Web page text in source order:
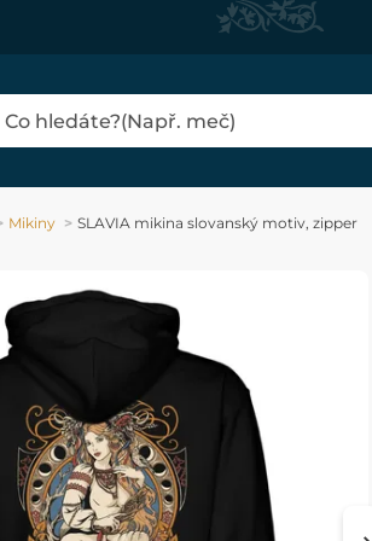
Mikiny SLAVIA mikina slovanský motiv, zipper